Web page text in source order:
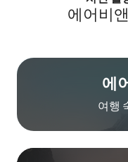
에어비
에
여행